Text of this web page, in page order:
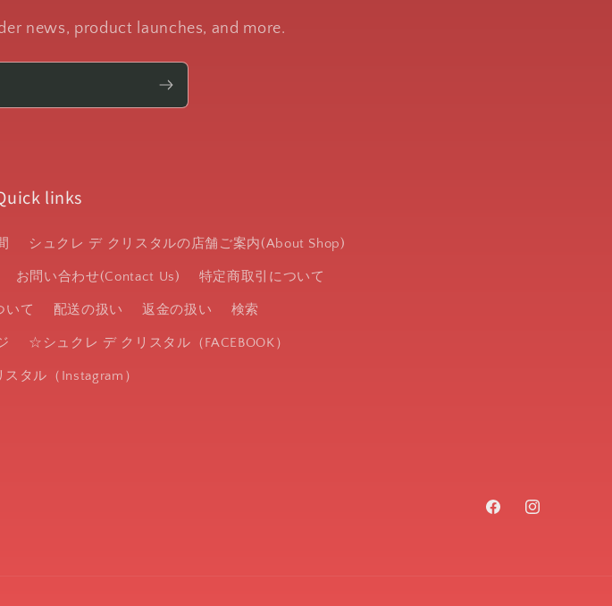
news, product launches, and more.
links
シュクレ デ クリスタルの店舗ご案内(About Shop)
お問い合わせ(Contact Us) 特定商取引について
いて 配送の扱い 返金の扱い 検索
☆シュクレ デ クリスタル（FACEBOOK）
タル（Instagram）
FacebookInstagram